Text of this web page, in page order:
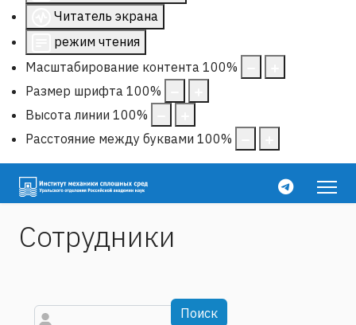
Читатель экрана
режим чтения
Масштабирование контента 100%
Размер шрифта 100%
Высота линии 100%
Расстояние между буквами 100%
Сотрудники